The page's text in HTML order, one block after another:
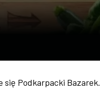
się Podkarpacki Bazarek.